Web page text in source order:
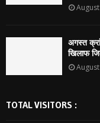
अगस्त
खिलाफ
TOTAL VISITORS :